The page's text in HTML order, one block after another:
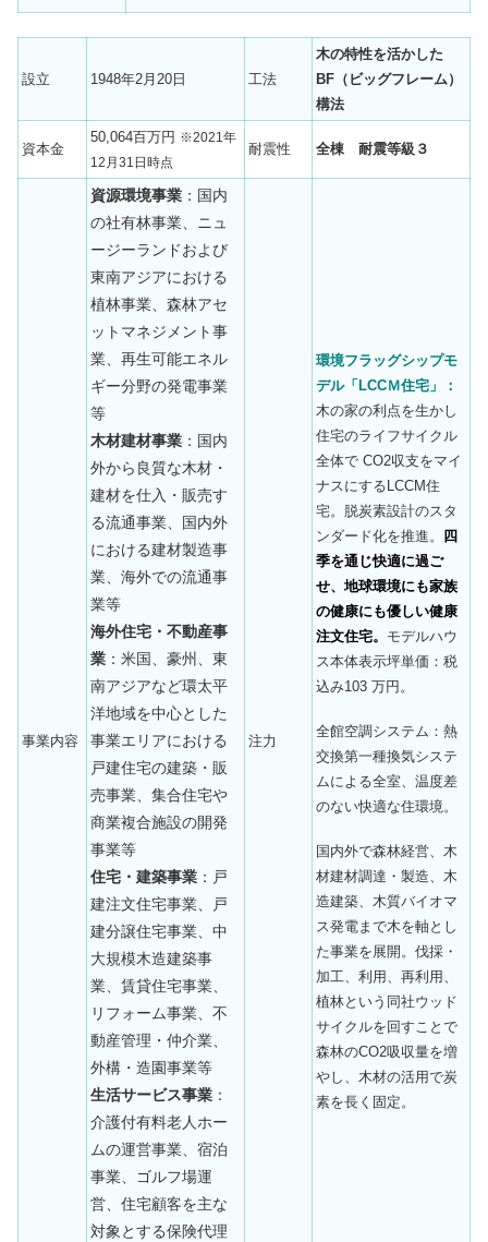
設立 1948年2月20日 工法
木の特性を活かした
BF（ビッグフレーム）
構法
資本金
50,064百万円 ※2021年
12月31日時点
耐震性 全棟 耐震等級３
事業内容
資源環境事業 ：国内
の社有林事業、ニュ
ージーランドおよび
東南アジアにおける
植林事業、森林アセ
ットマネジメント事
業、再生可能エネル
ギー分野の発電事業
等
木材建材事業 ：国内
外から良質な木材・
建材を仕入・販売す
る流通事業、国内外
における建材製造事
業、海外での流通事
業等
海外住宅・不動産事
業 ：米国、豪州、東
南アジアなど環太平
洋地域を中心とした
事業エリアにおける
戸建住宅の建築・販
売事業、集合住宅や
商業複合施設の開発
事業等
住宅・建築事業 ：戸
建注文住宅事業、戸
建分譲住宅事業、中
大規模木造建築事
業、賃貸住宅事業、
リフォーム事業、不
動産管理・仲介業、
外構・造園事業等
生活サービス事業 ：
介護付有料老人ホー
ムの運営事業、宿泊
事業、ゴルフ場運
営、住宅顧客を主な
対象とする保険代理
注力
環境フラッグシップモ
デル「LCCＭ住宅」：
木の家の利点を生かし
住宅のライフサイクル
全体で CO2収支をマイ
ナスにするLCCM住
宅。脱炭素設計のスタ
ンダード化を推進。
四
季を通じ快適に過ご
せ、地球環境にも家族
の健康にも優しい健康
注文住宅。 モデルハウ
ス本体表示坪単価：税
込み103 万円。
全館空調システム：熱
交換第一種換気システ
ムによる全室、温度差
のない快適な住環境。
国内外で森林経営、木
材建材調達・製造、木
造建築、木質バイオマ
ス発電まで木を軸とし
た事業を展開。伐採・
加工、利用、再利用、
植林という同社ウッド
サイクルを回すことで
森林のCO2吸収量を増
やし、木材の活用で炭
素を長く固定。